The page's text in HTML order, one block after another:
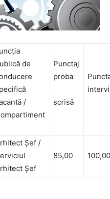
de
/
Punctaj
proba
scrisă
Șef /
Șef
85,00 100,00